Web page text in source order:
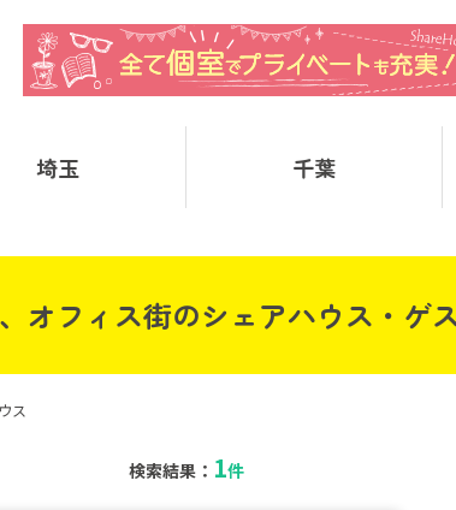
埼玉 千葉
オフィス街のシェアハウス・ゲ
ス
検索結果： 1件